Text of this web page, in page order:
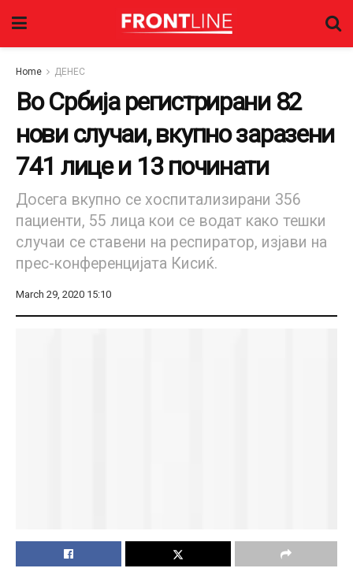
Home ДЕНЕС
Во Србија регистрирани 82
нови случаи, вкупно заразени
741 лице и 13 починати
Досега вкупно се хоспитализирани 356
пациенти, 55 лица кои се водат како тешки
случаи се ставени на респиратор, изјави на
прес-конференцијата Кисиќ.
March 29, 2020 15:10